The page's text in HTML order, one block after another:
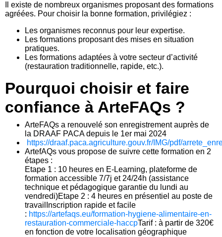
Il existe de nombreux organismes proposant des formations
agréées. Pour choisir la bonne formation, privilégiez :
Les organismes reconnus pour leur expertise.
Les formations proposant des mises en situation
pratiques.
Les formations adaptées à votre secteur d’activité
(restauration traditionnelle, rapide, etc.).
Pourquoi choisir et faire
confiance à ArteFAQs ?
ArteFAQs a renouvelé son enregistrement auprès de
la DRAAF PACA depuis le 1er mai 2024
https://draaf.paca.agriculture.gouv.fr/IMG/pdf/
ArtefAQs vous propose de suivre cette formation en 2
étapes :
Etape 1 : 10 heures en E-Learning, plateforme de
formation accessible 7/7j et 24/24h (assistance
technique et pédagogique garantie du lundi au
vendredi)Etape 2 : 4 heures en présentiel au poste de
travailInscription rapide et facile
: https://artefaqs.eu/formation-hygiene-alimentaire-en-
restauration-commerciale-haccpTarif : à partir de 320€
en fonction de votre localisation géographique